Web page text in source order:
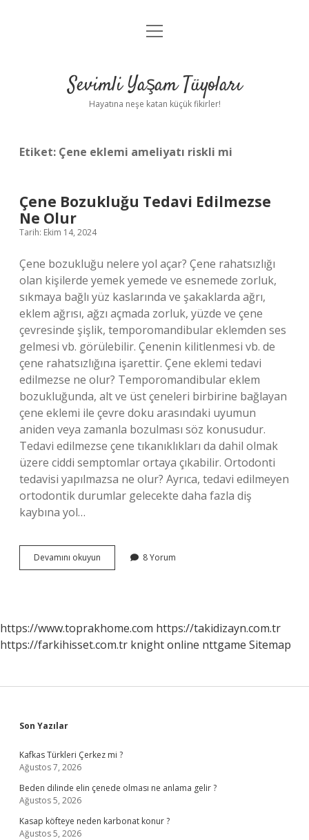
Anasayfa
Yasal Uyarı
menüyü
Sevimli Yaşam Tüyoları
Hayatına neşe katan küçük fikirler!
Etiket: Çene eklemi ameliyatı riskli mi
Çene Bozukluğu Tedavi Edilmezse
Ne Olur
Tarih: Ekim 14, 2024
Çene bozukluğu nelere yol açar? Çene rahatsızlığı
olan kişilerde yemek yemede ve esnemede zorluk,
sıkmaya bağlı yüz kaslarında ve şakaklarda ağrı,
eklem ağrısı, ağzı açmada zorluk, yüzde ve çene
çevresinde şişlik, temporomandibular eklemden ses
gelmesi vb. görülebilir. Çenenin kilitlenmesi vb. de
çene rahatsızlığına işarettir. Çene eklemi tedavi
edilmezse ne olur? Temporomandibular eklem
bozukluğunda, alt ve üst çeneleri birbirine bağlayan
çene eklemi ile çevre doku arasındaki uyumun
aniden veya zamanla bozulması söz konusudur.
Tedavi edilmezse çene tıkanıklıkları da dahil olmak
üzere ciddi semptomlar ortaya çıkabilir. Ortodonti
tedavisi yapılmazsa ne olur? Ayrıca, tedavi edilmeyen
ortodontik durumlar gelecekte daha fazla diş
kaybına yol…
Devamını okuyun
Bozukluğu
8 Yorum
https://www.toprakhome.com https://takidizayn.com.tr
https://farkihisset.com.tr knight online nttgame Sitemap
Sidebar
Son Yazılar
Kafkas Türkleri Çerkez mi ?
Ağustos 7, 2026
Beden dilinde elin çenede olması ne anlama gelir ?
Ağustos 5, 2026
Kasap köfteye neden karbonat konur ?
Ağustos 5, 2026